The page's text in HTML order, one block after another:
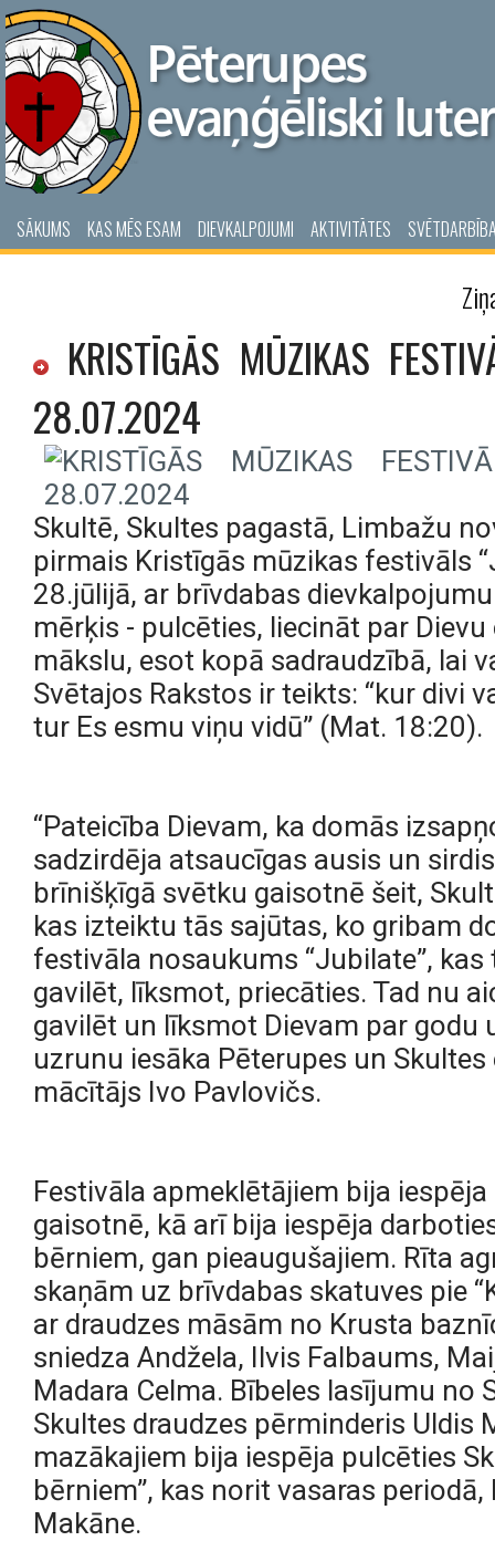
SĀKUMS KAS MĒS ESAM DIEVKALPOJUMI AKTIVITĀTES
KRISTĪGĀS MŪZIKAS
28.07.2024
Skultē, Skultes pagastā, Limbažu
pirmais Kristīgās mūzikas festivāls
28.jūlijā, ar brīvdabas
mērķis - pulcēties, liecināt par
mākslu, esot kopā sadraudzībā, lai
Svētajos Rakstos ir teikts: “kur divi
tur Es esmu viņu vidū” (Mat. 18:20).
“Pateicība Dievam, ka domās
sadzirdēja atsaucīgas ausis un
brīnišķīgā svētku gaisotnē šeit,
kas izteiktu tās sajūtas, ko gribam
festivāla nosaukums “Jubilate”,
gavilēt, līksmot, priecāties. Tad nu
gavilēt un līksmot Dievam par godu
uzrunu iesāka Pēterupes un
mācītājs Ivo Pavlovičs.
Festivāla apmeklētājiem bija
gaisotnē, kā arī bija iespēja
bērniem, gan pieaugušajiem. Rīta
skaņām uz brīvdabas skatuves pie
ar draudzes māsām no Krusta
sniedza Andžela, Ilvis Falbaums,
Madara Celma. Bībeles lasījumu
Skultes draudzes pērminderis Uldis
mazākajiem bija iespēja pulcēties
bērniem”, kas norit vasaras
Makāne.